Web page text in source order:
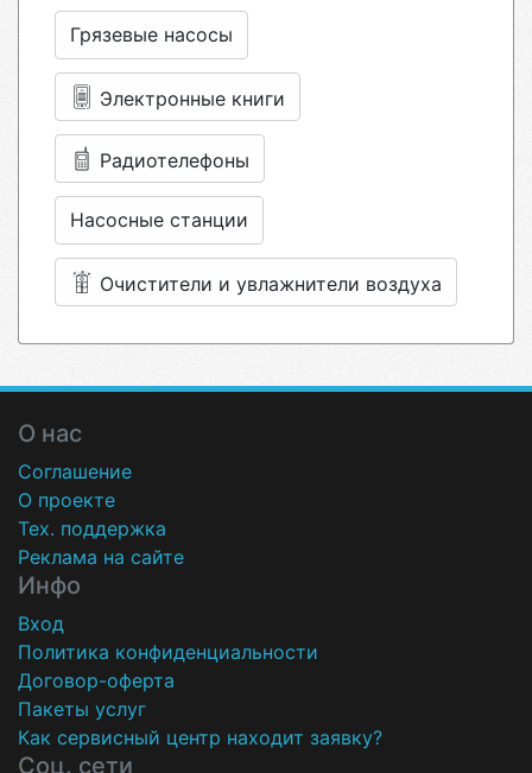
Грязевые насосы
Электронные книги
Радиотелефоны
Насосные станции
Очистители и увлажнители воздуха
О нас
Соглашение
О проекте
Тех. поддержка
Реклама на сайте
Инфо
Вход
Политика конфиденциальности
Договор-оферта
Пакеты услуг
Как сервисный центр находит заявку?
Соц. сети